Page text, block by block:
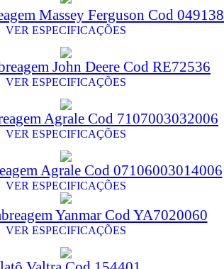
Massey Ferguson Cod 049138
VER ESPECIFICAÇÕES
John Deere Cod RE72536
VER ESPECIFICAÇÕES
Agrale Cod 7107003032006
VER ESPECIFICAÇÕES
Agrale Cod 07106003014006
VER ESPECIFICAÇÕES
Yanmar Cod YA7020060
VER ESPECIFICAÇÕES